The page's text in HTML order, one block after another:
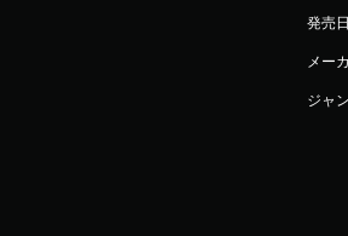
発売
メー
ジャ